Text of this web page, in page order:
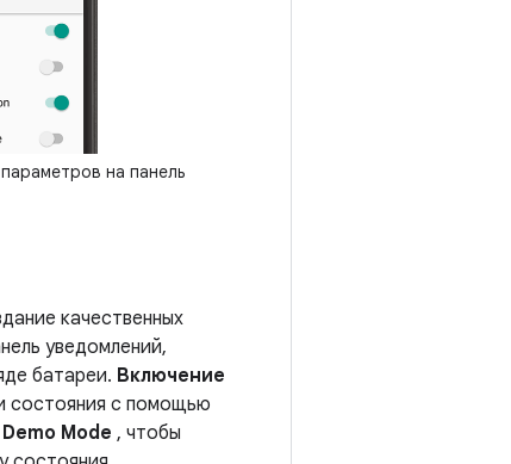
на панель
качественных
уведомлений,
батареи. Включение
состояния с помощью
Mode , чтобы